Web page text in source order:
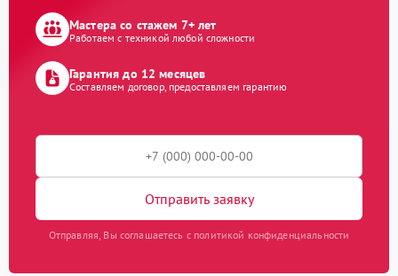
Мастера со стажем 7+ лет
Работаем с техникой любой сложности
Гарантия до 12 месяцев
Составляем договор, предоставляем гарантию
Отправить заявку
Отправляя, Вы соглашаетесь с политикой конфиденциальности